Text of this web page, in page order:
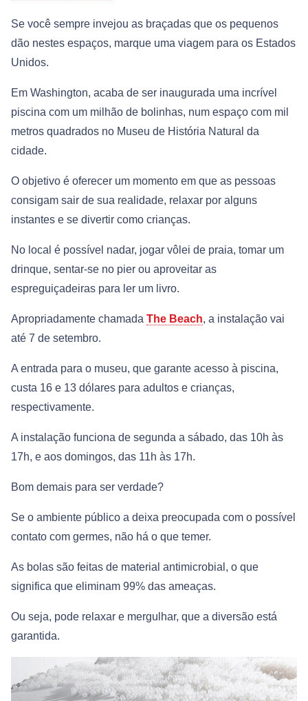
Se você sempre invejou as braçadas que os pequenos
dão nestes espaços, marque uma viagem para os Estados
Unidos.
Em Washington, acaba de ser inaugurada uma incrível
piscina com um milhão de bolinhas, num espaço com mil
metros quadrados no Museu de História Natural da
cidade.
O objetivo é oferecer um momento em que as pessoas
consigam sair de sua realidade, relaxar por alguns
instantes e se divertir como crianças.
No local é possível nadar, jogar vôlei de praia, tomar um
drinque, sentar-se no pier ou aproveitar as
espreguiçadeiras para ler um livro.
Apropriadamente chamada The Beach, a instalação vai
até 7 de setembro.
A entrada para o museu, que garante acesso à piscina,
custa 16 e 13 dólares para adultos e crianças,
respectivamente.
A instalação funciona de segunda a sábado, das 10h às
17h, e aos domingos, das 11h às 17h.
Bom demais para ser verdade?
Se o ambiente público a deixa preocupada com o possível
contato com germes, não há o que temer.
As bolas são feitas de material antimicrobial, o que
significa que eliminam 99% das ameaças.
Ou seja, pode relaxar e mergulhar, que a diversão está
garantida.